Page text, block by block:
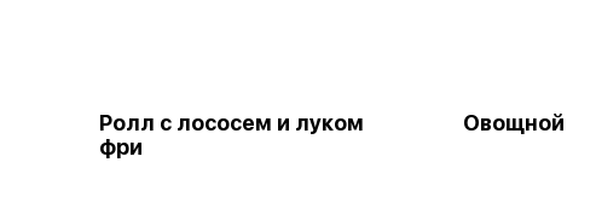
Ролл с лососем и луком
фри
Овощной